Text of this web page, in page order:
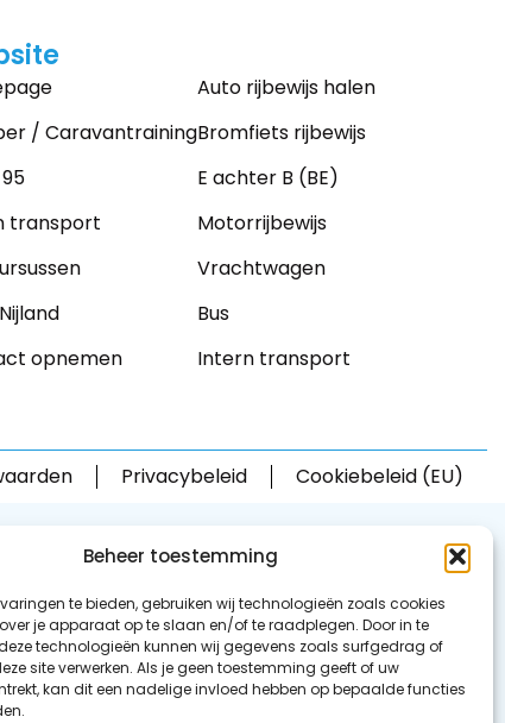
Beheer toestemming
te bieden, gebruiken wij technologieën zoals cookies
je apparaat op te slaan en/of te raadplegen. Door in te
technologieën kunnen wij gegevens zoals surfgedrag of
site verwerken. Als je geen toestemming geeft of uw
kan dit een nadelige invloed hebben op bepaalde functies
/ Caravantraining
transport
opnemen
Auto rijbewijs halen
Bromfiets rijbewijs
E achter B (BE)
Motorrijbewijs
Vrachtwagen
Bus
Intern transport
Privacybeleid Cookiebeleid (EU)